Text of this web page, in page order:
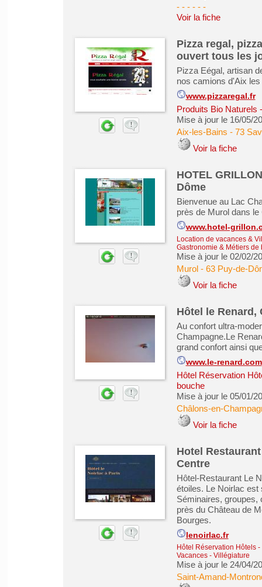
- - - - --
Voir la fiche
Pizza regal,
ouvert tous les
Pizza Eégal, artisan
nos camions d'Aix
www.pizzaregal.fr
Produits Bio Naturels
Mise à jour le 16/05/
Aix-les-Bains - 73
Voir la fiche
HOTEL
Dôme
Bienvenue au Lac
près de Murol dans le
www.hotel-
Location de vacances &
Gastronomie & Métiers de
Mise à jour le 02/02/
Murol- 63 Puy-de-
Voir la fiche
Hôtel le Renard,
Au confort ultra-
Champagne.Le
grand confort ainsi
www.le-renard.com
Hôtel Réservation
bouche
Mise à jour le 05/01/
Châlons-en-
Voir la fiche
Hotel
Centre
Hôtel-Restaurant Le
étoiles. Le Noirlac est
Séminaires, groupes,
près du Château de
Bourges.
lenoirlac.fr
Hôtel Réservation Hôtels-
Vacances - Villégiature
Mise à jour le 24/04/
Saint-Amand-